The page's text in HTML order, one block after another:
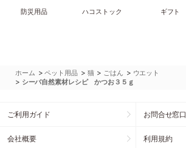
防災用品 ハコストック ギフト
ホーム >ペット用品 > 猫 > ごはん > ウエット
> シーバ自然素材レシピ かつお３５ｇ
ご利用ガイド お問合せ窓口
会社概要 利用規約